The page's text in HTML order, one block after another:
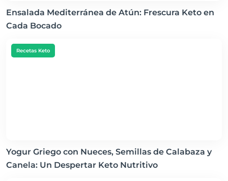
Ensalada Mediterránea de Atún: Frescura Keto en
Cada Bocado
Recetas Keto
Yogur Griego con Nueces, Semillas de Calabaza y
Canela: Un Despertar Keto Nutritivo